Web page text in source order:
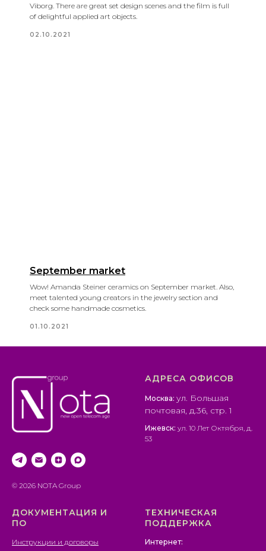
Viborg. There are great set design scenes and the film is full
of delightful applied art objects.
02.10.2021
September market
Wow! Amanda Steiner ceramics on September market. Also,
meet talented young creators in the jewelry section and
check some handmade cosmetics.
01.10.2021
© 2026 NOTA Group
АДРЕСА ОФИСОВ
Москва: ул. Большая
почтовая, д.36, стр. 1
Ижевск: ул. 10 Лет Октября, д.
53
ДОКУМЕНТАЦИЯ И
ПО
Инструкции и договоры
ТЕХНИЧЕСКАЯ
ПОДДЕРЖКА
Интернет: